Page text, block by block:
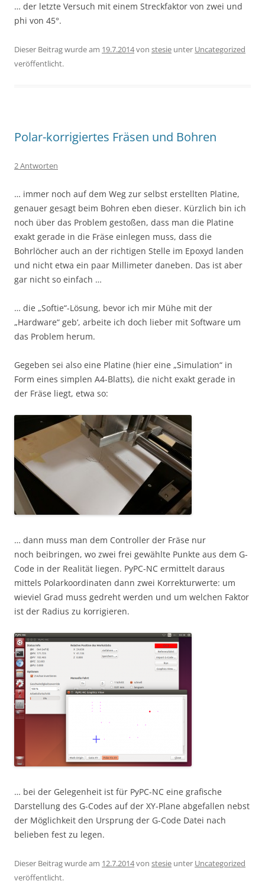
… der letzte Versuch mit einem Streckfaktor von zwei und
phi von 45°.
Dieser Beitrag wurde am 19.7.2014von stesie unter Uncategorized
veröffentlicht.
Polar-korrigiertes Fräsen und Bohren
2 Antworten
… immer noch auf dem Weg zur selbst erstellten Platine,
genauer gesagt beim Bohren eben dieser. Kürzlich bin ich
noch über das Problem gestoßen, dass man die Platine
exakt gerade in die Fräse einlegen muss, dass die
Bohrlöcher auch an der richtigen Stelle im Epoxyd landen
und nicht etwa ein paar Millimeter daneben. Das ist aber
gar nicht so einfach …
… die „Softie“-Lösung, bevor ich mir Mühe mit der
„Hardware“ geb‘, arbeite ich doch lieber mit Software um
das Problem herum.
Gegeben sei also eine Platine (hier eine „Simulation“ in
Form eines simplen A4-Blatts), die nicht exakt gerade in
der Fräse liegt, etwa so:
… dann muss man dem Controller der Fräse nur
noch beibringen, wo zwei frei gewählte Punkte aus dem G-
Code in der Realität liegen. PyPC-NC ermittelt daraus
mittels Polarkoordinaten dann zwei Korrekturwerte: um
wieviel Grad muss gedreht werden und um welchen Faktor
ist der Radius zu korrigieren.
… bei der Gelegenheit ist für PyPC-NC eine grafische
Darstellung des G-Codes auf der XY-Plane abgefallen nebst
der Möglichkeit den Ursprung der G-Code Datei nach
belieben fest zu legen.
Dieser Beitrag wurde am 12.7.2014von stesie unter Uncategorized
veröffentlicht.